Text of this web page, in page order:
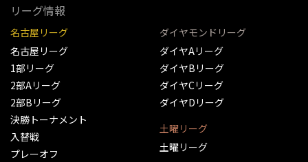
リーグ情報
名古屋リーグ
名古屋リーグ
1部リーグ
2部Aリーグ
2部Bリーグ
決勝トーナメント
入替戦
プレーオフ
ダイヤモンドリーグ
ダイヤAリーグ
ダイヤBリーグ
ダイヤCリーグ
ダイヤDリーグ
土曜リーグ
土曜リーグ